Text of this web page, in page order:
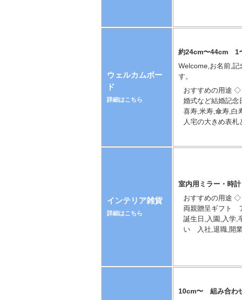
ウェルカムボー
ド
詳細はこちら
約24cm〜44cm 1
Welcome,お名前,記
す。
おすすめの用途
婚式など結婚記
喜寿,米寿,傘寿,
人宅の大きめ表札
インテリア雑貨
詳細はこちら
室内用ミラー・時
おすすめの用途
両親贈呈ギフト
誕生日,入園,入学,
い 入社,退職,開
10cm〜 組み合わ